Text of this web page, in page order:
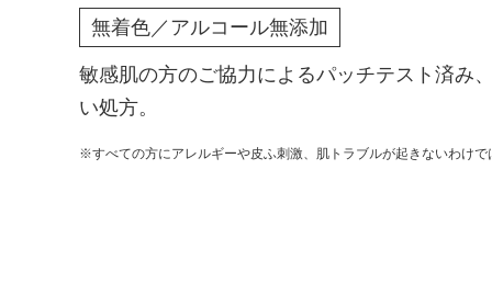
無着色／アルコール無添加
敏感肌の方のご協力によるパッチテスト済み
い処方。
※すべての方にアレルギーや皮ふ刺激、肌トラブルが起きないわけ